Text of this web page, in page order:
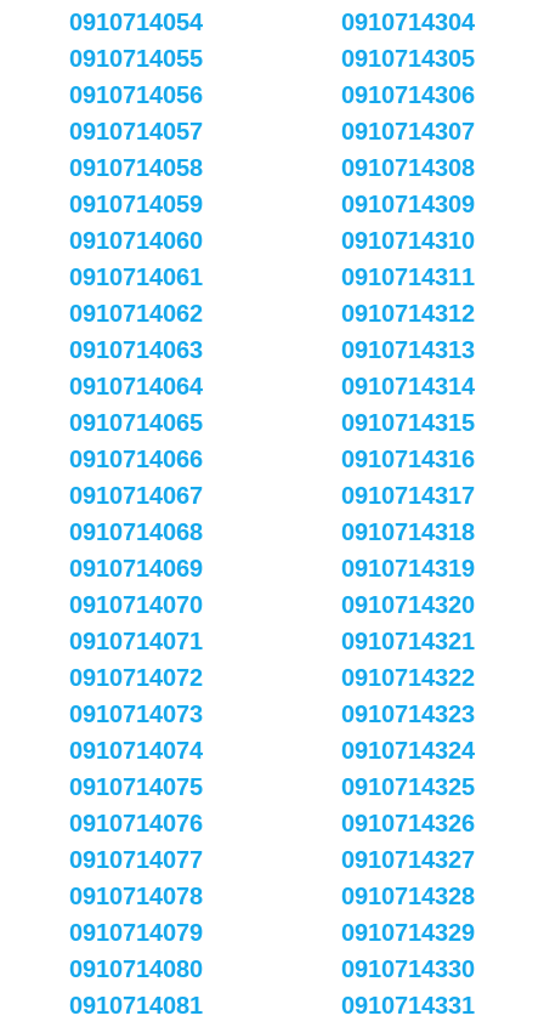
0910714054
0910714055
0910714056
0910714057
0910714058
0910714059
0910714060
0910714061
0910714062
0910714063
0910714064
0910714065
0910714066
0910714067
0910714068
0910714069
0910714070
0910714071
0910714072
0910714073
0910714074
0910714075
0910714076
0910714077
0910714078
0910714079
0910714080
0910714081
0910714304
0910714305
0910714306
0910714307
0910714308
0910714309
0910714310
0910714311
0910714312
0910714313
0910714314
0910714315
0910714316
0910714317
0910714318
0910714319
0910714320
0910714321
0910714322
0910714323
0910714324
0910714325
0910714326
0910714327
0910714328
0910714329
0910714330
0910714331